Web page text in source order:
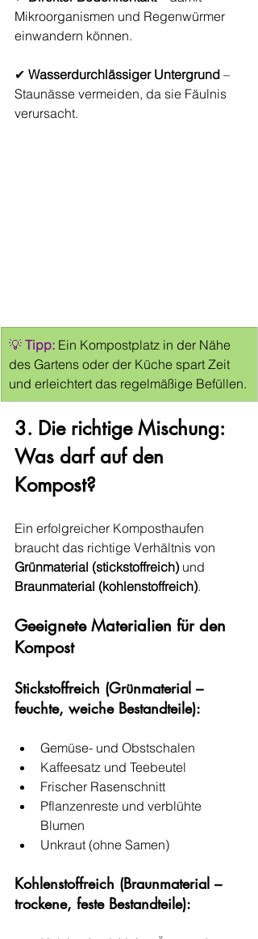
Mikroorganismen und Regenwürmer
einwandern können.
✔ Wasserdurchlässiger Untergrund –
Staunässe vermeiden, da sie Fäulnis
verursacht.
💡 Tipp: Ein Kompostplatz in der Nähe
des Gartens oder der Küche spart Zeit
und erleichtert das regelmäßige Befüllen.
3. Die richtige Mischung:
Was darf auf den
Kompost?
Ein erfolgreicher Komposthaufen
braucht das richtige Verhältnis von
Grünmaterial (stickstoffreich) und
Braunmaterial (kohlenstoffreich).
Geeignete Materialien für den
Kompost
Stickstoffreich (Grünmaterial –
feuchte, weiche Bestandteile):
Gemüse- und Obstschalen
Kaffeesatz und Teebeutel
Frischer Rasenschnitt
Pflanzenreste und verblühte
Blumen
Unkraut (ohne Samen)
Kohlenstoffreich (Braunmaterial –
trockene, feste Bestandteile):